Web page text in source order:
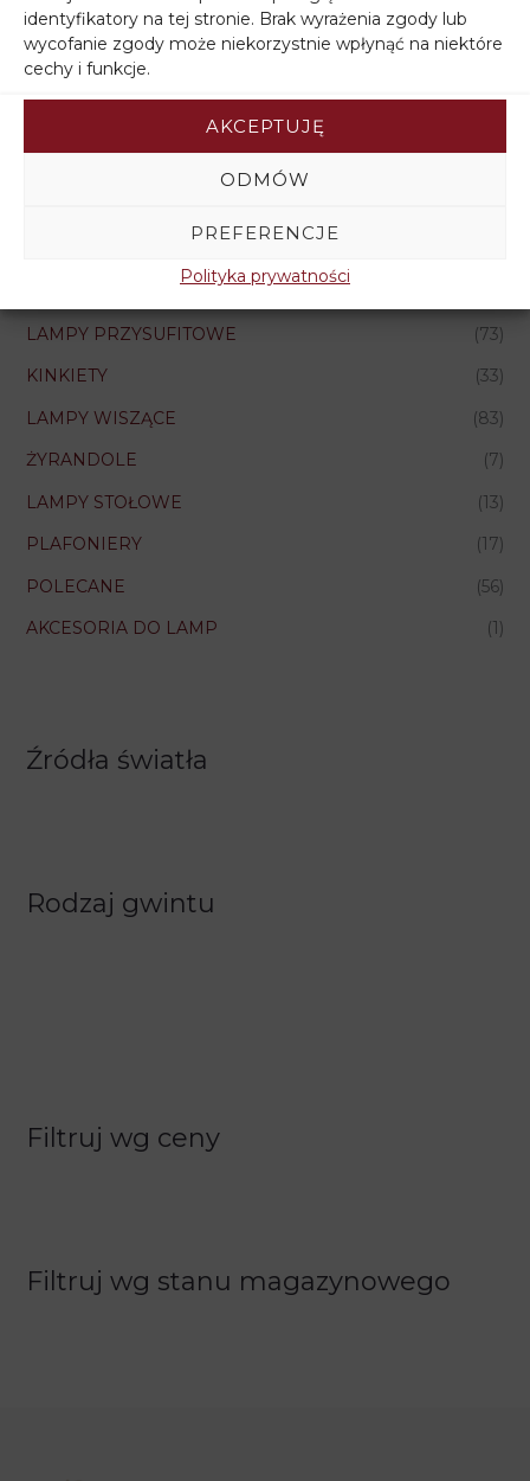
identyfikatory na tej stronie. Brak wyrażenia zgody lub
wycofanie zgody może niekorzystnie wpłynąć na niektóre
cechy i funkcje.
AKCEPTUJĘ
ODMÓW
PREFERENCJE
Polityka prywatności
Kategorie
LAMPY PRZYSUFITOWE
(73)
KINKIETY
(33)
LAMPY WISZĄCE
(83)
ŻYRANDOLE
(7)
LAMPY STOŁOWE
(13)
PLAFONIERY
(17)
POLECANE
(56)
AKCESORIA DO LAMP
(1)
Źródła światła
Rodzaj gwintu
Filtruj wg ceny
Filtruj wg stanu magazynowego